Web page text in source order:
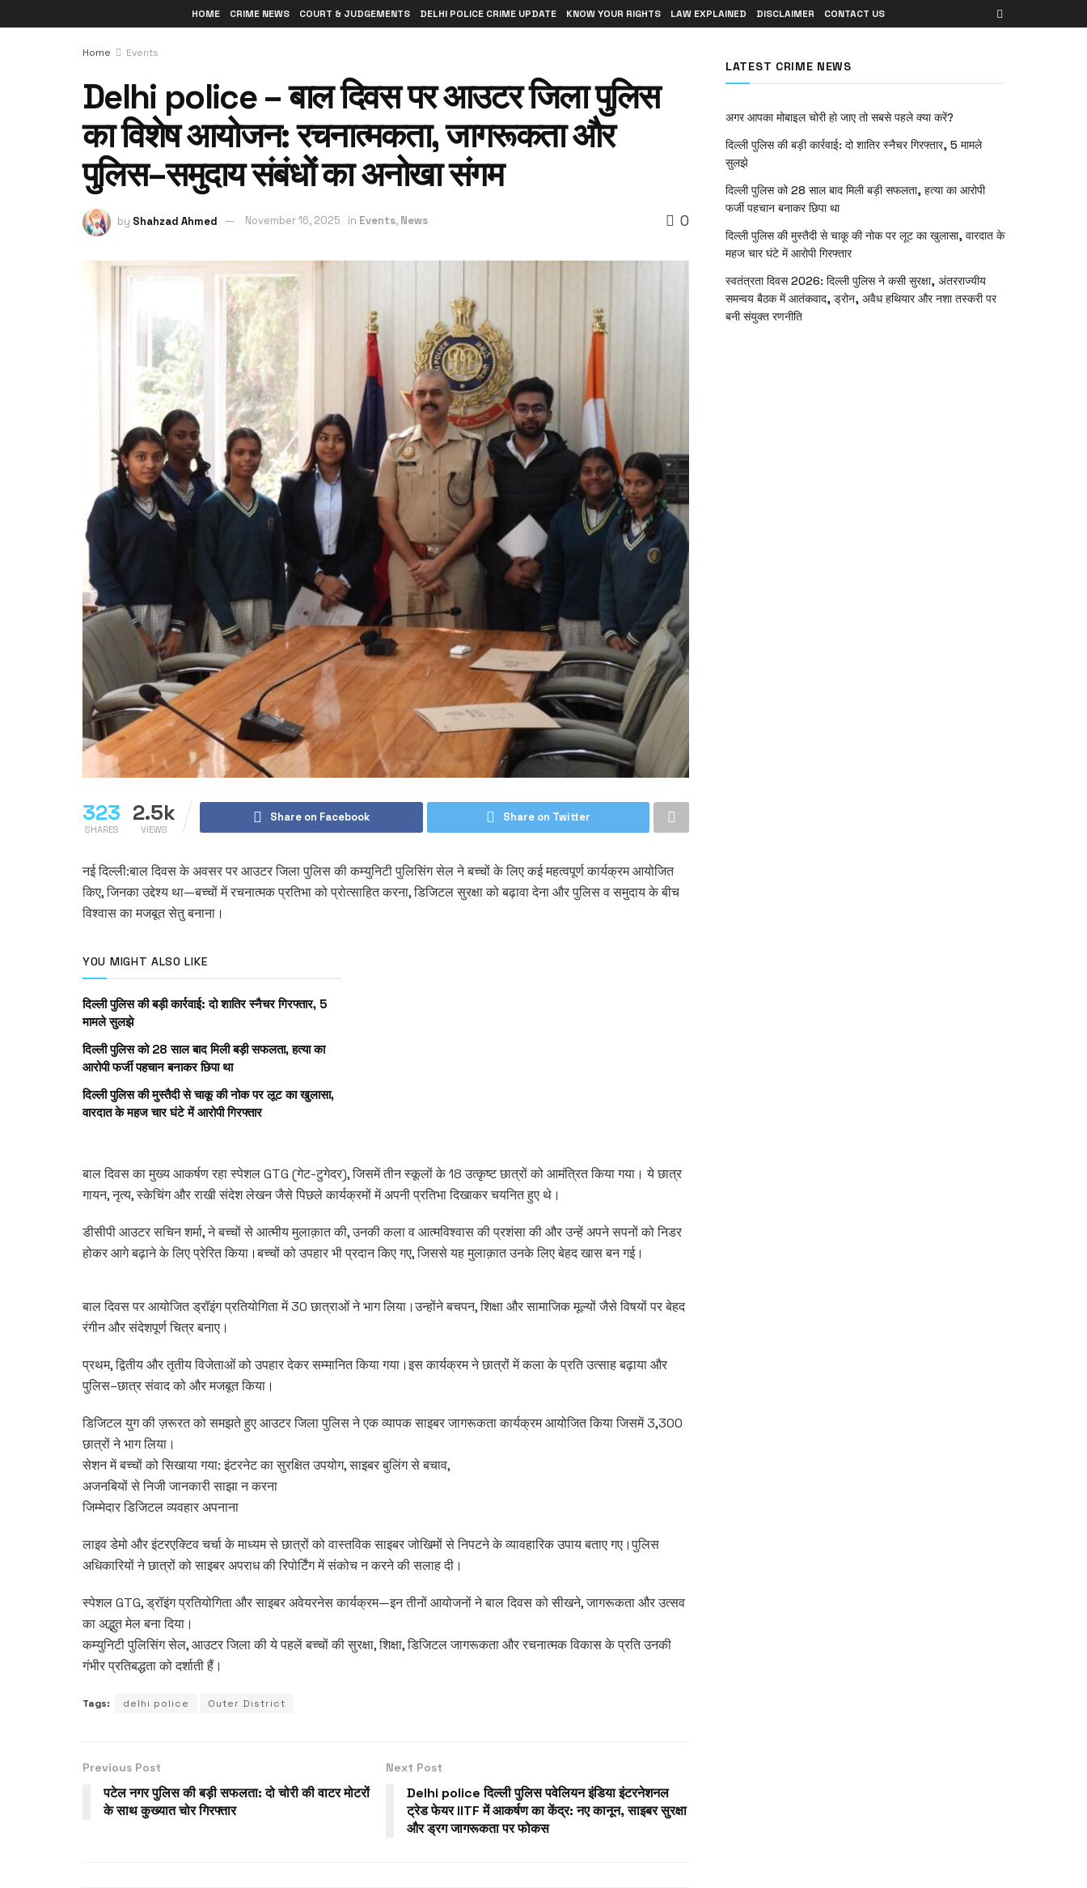
HOME CRIME NEWS COURT & JUDGEMENTS DELHI POLICE CRIME UPDATE KNOW YOUR RIGHTS LAW EXPLAINED DISCLAIMER CONTACT US
Home Events
Delhi police – बाल दिवस पर आउटर जिला पुलिस
का विशेष आयोजन: रचनात्मकता, जागरूकता और
पुलिस–समुदाय संबंधों का अनोखा संगम
by Shahzad Ahmed November 16, 2025 in Events, News 0
323
SHARES
2.5k
VIEWS
Share on Facebook Share on Twitter
नई दिल्ली:बाल दिवस के अवसर पर आउटर जिला पुलिस की कम्युनिटी पुलिसिंग सेल ने बच्चों के लिए कई महत्वपूर्ण कार्यक्रम आयोजित
किए, जिनका उद्देश्य था—बच्चों में रचनात्मक प्रतिभा को प्रोत्साहित करना, डिजिटल सुरक्षा को बढ़ावा देना और पुलिस व समुदाय के बीच
विश्वास का मजबूत सेतु बनाना।
YOU MIGHT ALSO LIKE
दिल्ली पुलिस की बड़ी कार्रवाई: दो शातिर स्नैचर गिरफ्तार, 5
मामले सुलझे
दिल्ली पुलिस को 28 साल बाद मिली बड़ी सफलता, हत्या का
आरोपी फर्जी पहचान बनाकर छिपा था
दिल्ली पुलिस की मुस्तैदी से चाकू की नोक पर लूट का खुलासा,
वारदात के महज चार घंटे में आरोपी गिरफ्तार
बाल दिवस का मुख्य आकर्षण रहा स्पेशल GTG (गेट-टुगेदर), जिसमें तीन स्कूलों के 18 उत्कृष्ट छात्रों को आमंत्रित किया गया। ये छात्र
गायन, नृत्य, स्केचिंग और राखी संदेश लेखन जैसे पिछले कार्यक्रमों में अपनी प्रतिभा दिखाकर चयनित हुए थे।
डीसीपी आउटर सचिन शर्मा, ने बच्चों से आत्मीय मुलाक़ात की, उनकी कला व आत्मविश्वास की प्रशंसा की और उन्हें अपने सपनों को निडर
होकर आगे बढ़ाने के लिए प्रेरित किया।बच्चों को उपहार भी प्रदान किए गए, जिससे यह मुलाक़ात उनके लिए बेहद खास बन गई।
बाल दिवस पर आयोजित ड्रॉइंग प्रतियोगिता में 30 छात्राओं ने भाग लिया।उन्होंने बचपन, शिक्षा और सामाजिक मूल्यों जैसे विषयों पर बेहद
रंगीन और संदेशपूर्ण चित्र बनाए।
प्रथम, द्वितीय और तृतीय विजेताओं को उपहार देकर सम्मानित किया गया।इस कार्यक्रम ने छात्रों में कला के प्रति उत्साह बढ़ाया और
पुलिस–छात्र संवाद को और मजबूत किया।
डिजिटल युग की ज़रूरत को समझते हुए आउटर जिला पुलिस ने एक व्यापक साइबर जागरूकता कार्यक्रम आयोजित किया जिसमें 3,300
छात्रों ने भाग लिया।
सेशन में बच्चों को सिखाया गया: इंटरनेट का सुरक्षित उपयोग, साइबर बुलिंग से बचाव,
अजनबियों से निजी जानकारी साझा न करना
जिम्मेदार डिजिटल व्यवहार अपनाना
लाइव डेमो और इंटरएक्टिव चर्चा के माध्यम से छात्रों को वास्तविक साइबर जोखिमों से निपटने के व्यावहारिक उपाय बताए गए।पुलिस
अधिकारियों ने छात्रों को साइबर अपराध की रिपोर्टिंग में संकोच न करने की सलाह दी।
स्पेशल GTG, ड्रॉइंग प्रतियोगिता और साइबर अवेयरनेस कार्यक्रम—इन तीनों आयोजनों ने बाल दिवस को सीखने, जागरूकता और उत्सव
का अद्भुत मेल बना दिया।
कम्युनिटी पुलिसिंग सेल, आउटर जिला की ये पहलें बच्चों की सुरक्षा, शिक्षा, डिजिटल जागरूकता और रचनात्मक विकास के प्रति उनकी
गंभीर प्रतिबद्धता को दर्शाती हैं।
Tags: delhi police Outer District
Previous Post
पटेल नगर पुलिस की बड़ी सफलता: दो चोरी की वाटर मोटरों
के साथ कुख्यात चोर गिरफ्तार
Next Post
Delhi police दिल्ली पुलिस पवेलियन इंडिया इंटरनेशनल
ट्रेड फेयर IITF में आकर्षण का केंद्र: नए कानून, साइबर सुरक्षा
और ड्रग जागरूकता पर फोकस
LATEST CRIME NEWS
अगर आपका मोबाइल चोरी हो जाए तो सबसे पहले क्या करें?
दिल्ली पुलिस की बड़ी कार्रवाई: दो शातिर स्नैचर गिरफ्तार, 5 मामले
सुलझे
दिल्ली पुलिस को 28 साल बाद मिली बड़ी सफलता, हत्या का आरोपी
फर्जी पहचान बनाकर छिपा था
दिल्ली पुलिस की मुस्तैदी से चाकू की नोक पर लूट का खुलासा, वारदात के
महज चार घंटे में आरोपी गिरफ्तार
स्वतंत्रता दिवस 2026: दिल्ली पुलिस ने कसी सुरक्षा, अंतरराज्यीय
समन्वय बैठक में आतंकवाद, ड्रोन, अवैध हथियार और नशा तस्करी पर
बनी संयुक्त रणनीति